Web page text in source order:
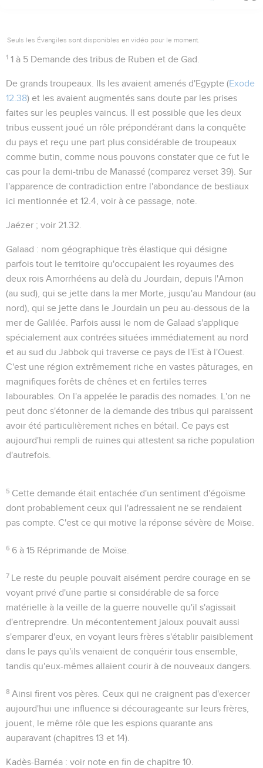
Seuls les Évangiles sont disponibles en vidéo pour le moment.
1 1 à 5 Demande des tribus de Ruben et de Gad.
De grands troupeaux . Ils les avaient amenés d'Egypte (Exode
12.38) et les avaient augmentés sans doute par les prises
faites sur les peuples vaincus. Il est possible que les deux
tribus eussent joué un rôle prépondérant dans la conquête
du pays et reçu une part plus considérable de troupeaux
comme butin, comme nous pouvons constater que ce fut le
cas pour la demi-tribu de Manassé (comparez verset 39). Sur
l'apparence de contradiction entre l'abondance de bestiaux
ici mentionnée et 12.4 , voir à ce passage, note.
Jaézer ; voir 21.32
Galaad : nom géographique très élastique qui désigne
parfois tout le territoire qu'occupaient les royaumes des
deux rois Amorrhéens au delà du Jourdain, depuis l'Arnon
(au sud), qui se jette dans la mer Morte, jusqu'au Mandour (au
nord), qui se jette dans le Jourdain un peu au-dessous de la
mer de Galilée. Parfois aussi le nom de Galaad s'applique
spécialement aux contrées situées immédiatement au nord
et au sud du Jabbok qui traverse ce pays de l'Est à l'Ouest.
C'est une région extrêmement riche en vastes pâturages, en
magnifiques forêts de chênes et en fertiles terres
labourables. On l'a appelée le paradis des nomades . L'on ne
peut donc s'étonner de la demande des tribus qui paraissent
avoir été particulièrement riches en bétail. Ce pays est
aujourd'hui rempli de ruines qui attestent sa riche population
d'autrefois.
5 Cette demande était entachée d'un sentiment d'égoïsme
dont probablement ceux qui l'adressaient ne se rendaient
pas compte. C'est ce qui motive la réponse sévère de Moïse.
6 6 à 15 Réprimande de Moïse.
7 Le reste du peuple pouvait aisément perdre courage en se
voyant privé d'une partie si considérable de sa force
matérielle à la veille de la guerre nouvelle qu'il s'agissait
d'entreprendre. Un mécontentement jaloux pouvait aussi
s'emparer d'eux, en voyant leurs frères s'établir paisiblement
dans le pays qu'ils venaient de conquérir tous ensemble,
tandis qu'eux-mêmes allaient courir à de nouveaux dangers.
8 Ainsi firent vos pères . Ceux qui ne craignent pas d'exercer
aujourd'hui une influence si décourageante sur leurs frères,
jouent, le même rôle que les espions quarante ans
auparavant (chapitres 13 et 14).
Kadès-Barnéa : voir note en fin de chapitre 10.